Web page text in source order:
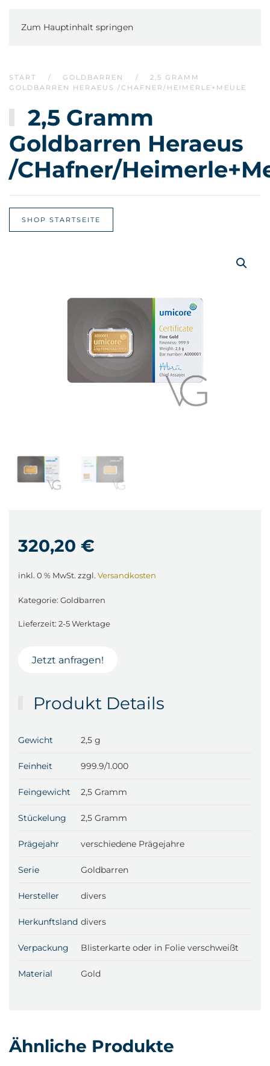
Zum Hauptinhalt springen
START GOLDBARREN
2,5 GRAMM
GOLDBARREN HERAEUS /CHAFNER/HEIMERLE+MEULE
2,5 Gramm
Goldbarren Heraeus
/CHafner/
SHOP STARTSEITE
320,20 €
inkl. 0 % MwSt. zzgl. Versandkosten
Kategorie: Goldbarren
Lieferzeit: 2-5 Werktage
Jetzt anfragen!
Produkt Details
Gewicht 2,5 g
Feinheit 999.9/1.000
Feingewicht 2,5 Gramm
Stückelung 2,5 Gramm
Prägejahr verschiedene Prägejahre
Serie Goldbarren
Hersteller divers
Herkunftsland divers
Verpackung Blisterkarte oder in Folie verschweißt
Material Gold
Ähnliche Produkte